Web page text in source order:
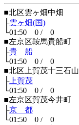
■北区雲ヶ畑中畑
├雲ヶ畑(国)
└01:50 0 / 0
■左京区鞍馬貴船町
├貴 船
└01:50 0 / 0
■北区上賀茂十三石山
├上賀茂
└01:50 0 / 0
■左京区賀茂今井町
├京 都
└01:50 0 / 0